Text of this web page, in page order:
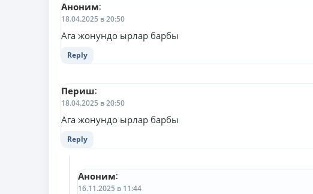
Аноним:
18.04.2025 в 20:50
Ага жонундо ырлар барбы
Reply
Периш:
18.04.2025 в 20:50
Ага жонундо ырлар барбы
Reply
Аноним:
16.11.2025 в 11:44